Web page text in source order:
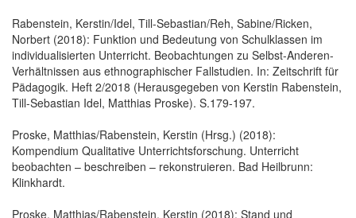
Rabenstein, Kerstin/Idel, Till-Sebastian/Reh, Sabine/Ricken,
Norbert (2018): Funktion und Bedeutung von Schulklassen im
individualisierten Unterricht. Beobachtungen zu Selbst-Anderen-
Verhältnissen aus ethnographischer Fallstudien. In: Zeitschrift für
Pädagogik. Heft 2/2018 (Herausgegeben von Kerstin Rabenstein,
Till-Sebastian Idel, Matthias Proske). S.179-197.
Proske, Matthias/Rabenstein, Kerstin (Hrsg.) (2018):
Kompendium Qualitative Unterrichtsforschung. Unterricht
beobachten – beschreiben – rekonstruieren. Bad Heilbrunn:
Klinkhardt.
Proske, Matthias/Rabenstein, Kerstin (2018): Stand und